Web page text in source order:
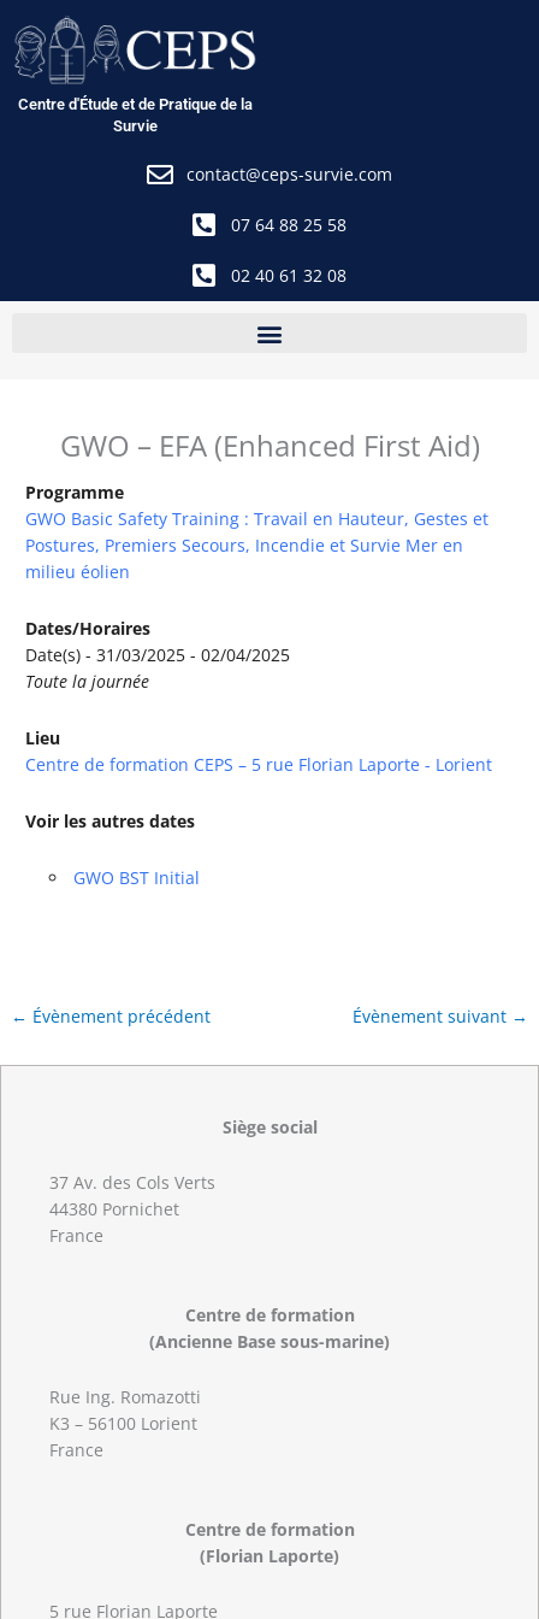
au
contenu
Centre d'Étude et de Pratique de la
Survie
contact@ceps-survie.com
07 64 88 25 58
02 40 61 32 08
GWO – EFA (Enhanced First Aid)
Programme
GWO Basic Safety Training : Travail en Hauteur, Gestes et
Postures, Premiers Secours, Incendie et Survie Mer en
milieu éolien
Dates/Horaires
Date(s) - 31/03/2025 - 02/04/2025
Toute la journée
Lieu
Centre de formation CEPS – 5 rue Florian Laporte - Lorient
Voir les autres dates
GWO BST Initial
← Évènement précédent Évènement suivant →
Siège social
37 Av. des Cols Verts
44380 Pornichet
France
Centre de formation
(Ancienne Base sous-marine)
Rue Ing. Romazotti
K3 – 56100 Lorient
France
Centre de formation
(Florian Laporte)
5 rue Florian Laporte